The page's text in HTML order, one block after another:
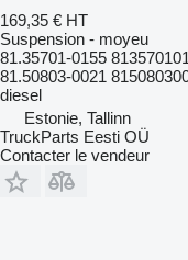
169,35 € HT
Suspension - moyeu
81.35701-0155
81.50803-0021
diesel
Estonie, Tallinn
TruckParts Eesti OÜ
Contacter le vendeur